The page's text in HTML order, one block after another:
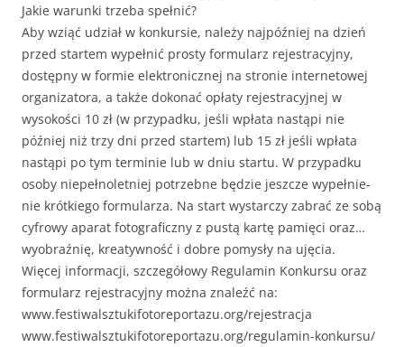
Jakie warun­ki trze­ba spełnić?
Aby wziąć udzi­ał w konkur­sie, należy najpóźniej na dzień
przed startem wypełnić prosty for­mu­la­rz rejes­tra­cyjny,
dostęp­ny w formie elek­tron­icznej na stron­ie inter­ne­towej
orga­ni­za­to­ra, a także dokon­ać opłaty rejes­tra­cyjnej w
wysokoś­ci 10 zł (w przy­pad­ku, jeśli wpła­ta nastąpi nie
później niż trzy dni przed startem) lub 15 zł jeśli wpła­ta
nastąpi po tym ter­minie lub w dniu star­tu. W przy­pad­ku
oso­by niepełno­let­niej potrzeb­ne będzie jeszcze wypełnie­
nie krótkiego for­mu­la­rza. Na start wystar­czy zabrać ze sobą
cyfrowy aparat fotograficzny z pustą kartę pamię­ci oraz…
wyobraźnię, kreaty­wność i dobre pomysły na ujęcia.
Więcej infor­ma­cji, szczegółowy Reg­u­lamin Konkur­su oraz
for­mu­la­rz rejes­tra­cyjny moż­na znaleźć na:
www.festiwalsztukifotoreportazu.org/rejestracja
www.festiwalsztukifotoreportazu.org/regulamin-konkursu/